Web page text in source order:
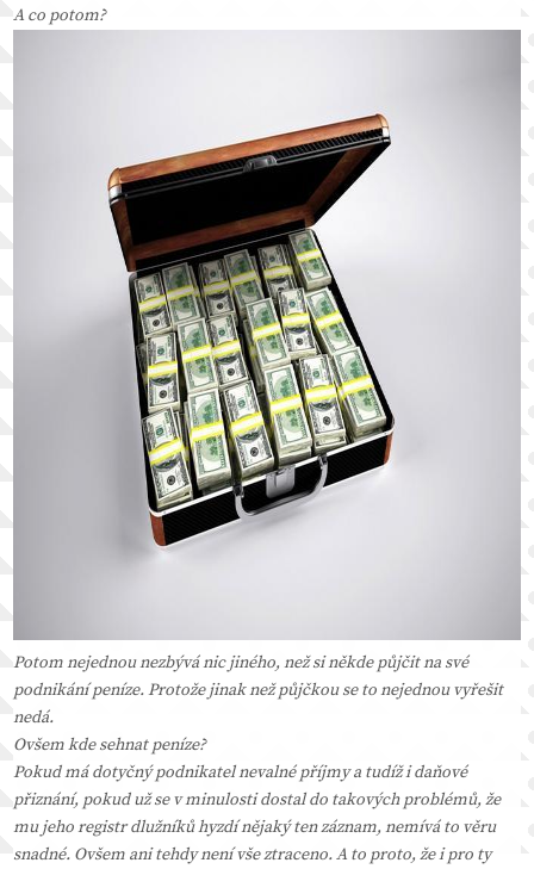
A co potom?
Potom nejednou nezbývá nic jiného, než si někde půjčit na své
podnikání peníze. Protože jinak než půjčkou se to nejednou vyřešit
nedá.
Ovšem kde sehnat peníze?
Pokud má dotyčný podnikatel nevalné příjmy a tudíž i daňové
přiznání, pokud už se v minulosti dostal do takových problémů, že
mu jeho registr dlužníků hyzdí nějaký ten záznam, nemívá to věru
snadné. Ovšem ani tehdy není vše ztraceno. A to proto, že i pro ty